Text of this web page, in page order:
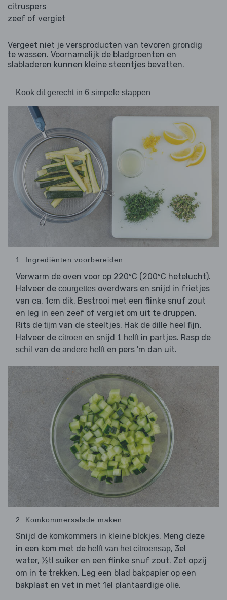
citruspers
zeef of vergiet
Vergeet niet je versproducten van tevoren grondig
te wassen. Voornamelijk de bladgroenten en
slabladeren kunnen kleine steentjes bevatten.
Kook dit gerecht in 6 simpele stappen
1. Ingrediënten voorbereiden
Verwarm de oven voor op 220ºC (200ºC hetelucht).
Halveer de courgettes overdwars en snijd in frietjes
van ca. 1cm dik. Bestrooi met een flinke snuf zout
en leg in een zeef of vergiet om uit te druppen.
Rits de tijm van de steeltjes. Hak de dille heel fijn.
Halveer de citroen en snijd 1 helft in partjes. Rasp de
schil van de andere helft en pers 'm dan uit.
2. Komkommersalade maken
Snijd de komkommers in kleine blokjes. Meng deze
in een kom met de helft van het citroensap, 3el
water, ½tl suiker en een flinke snuf zout. Zet opzij
om in te trekken. Leg een blad bakpapier op een
bakplaat en vet in met 1el plantaardige olie.